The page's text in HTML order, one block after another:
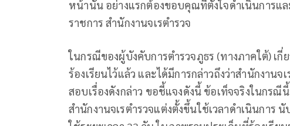
หน้านั้น อย่างแรกต้องขอบคุณที่ตั้งใจดำเนินการแ
ราชการ สำนักงานจเรตำรวจ
ในกรณีของผู้บังคับการตำรวจภูธร (ทางภาคใต้) เ
ร้องเรียนไว้แล้ว และได้มีการกล่าวถึงว่าสำนักงานจ
สอบเรื่องดังกล่าว ขอชี้แจงดังนี้ ข้อเท็จจริงในกร
สำนักงานจเรตำรวจแต่งตั้งขึ้นใช้เวลาดำเนินการ